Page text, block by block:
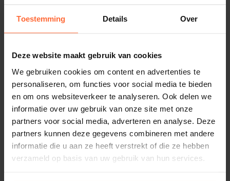
Toestemming Details Over
Deze website maakt gebruik van cookies
We gebruiken cookies om content en advertenties te
personaliseren, om functies voor social media te bieden
en om ons websiteverkeer te analyseren. Ook delen we
informatie over uw gebruik van onze site met onze
partners voor social media, adverteren en analyse. Deze
partners kunnen deze gegevens combineren met andere
informatie die u aan ze heeft verstrekt of die ze hebben
verzameld op basis van uw gebruik van hun services.
EOS Econ H1 saunabesturing
345,45 Op voorraad